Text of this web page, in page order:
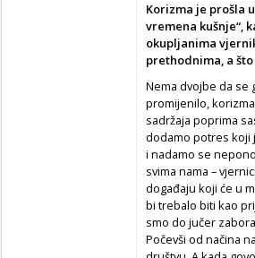
Korizma je prošla
vremena kušnje“,
okupljanima
prethodnima, a
Nema dvojbe da se
promijenilo,
sadržaja poprima
dodamo potres koji
i nadamo se
svima nama –
događaju koji će u
bi trebalo biti kao
smo do jučer
Počevši od načina